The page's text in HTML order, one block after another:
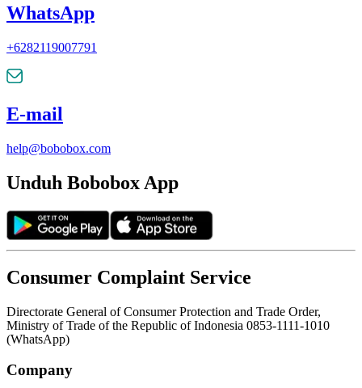
WhatsApp
+6282119007791
E-mail
help@bobobox.com
Unduh Bobobox App
Consumer Complaint Service
Directorate General of Consumer Protection and Trade Order,
Ministry of Trade of the Republic of Indonesia 0853-1111-1010
(WhatsApp)
Company